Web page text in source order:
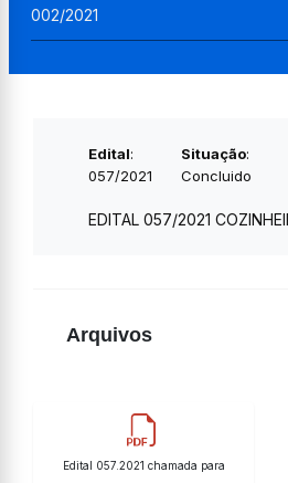
002/2021
Edital:
057/2021
Situação:
Concluido
EDITAL 057/2021
Arquivos
Edital 057.2021 chamada para